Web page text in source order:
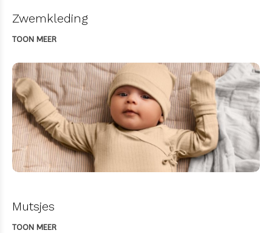
Zwemkleding
TOON MEER
Mutsjes
TOON MEER